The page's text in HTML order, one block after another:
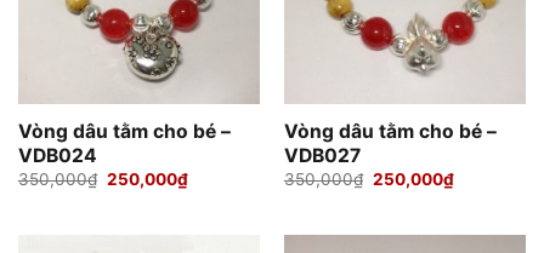
Vòng dâu tằm cho bé –
VDB024
350,000₫ Giá
250,000₫Giá
hiện
Vòng dâu tằm cho bé –
VDB027
350,000₫ Giá
250,000₫Giá
hiện
250,000₫.